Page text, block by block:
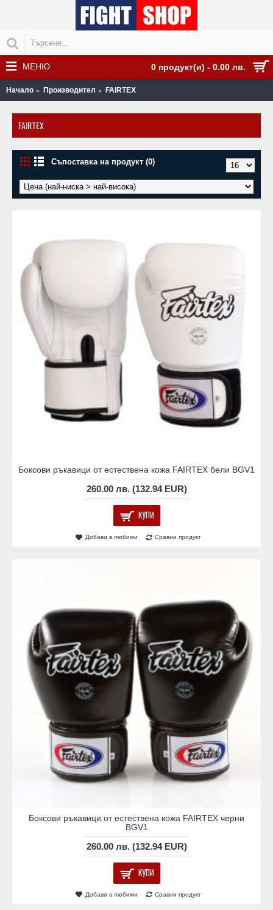
0 продукт(и) - 0.00 лв.
МЕНЮ
Начало Производител FAIRTEX
FAIRTEX
Съпоставка на продукт (0)
Боксови ръкавици от естествена кожа FAIRTEX бели BGV1
260.00 лв. (132.94 EUR)
КУПИ
Добави в любими Сравни продукт
Боксови ръкавици от естествена кожа FAIRTEX черни
BGV1
260.00 лв. (132.94 EUR)
КУПИ
Добави в любими Сравни продукт